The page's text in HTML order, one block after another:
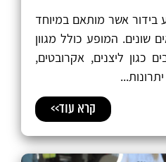
בידור אשר מותאם במיוחד
שונים. המופע כולל מגוון
כגון ליצנים, אקרובטים,
קרא עוד>>